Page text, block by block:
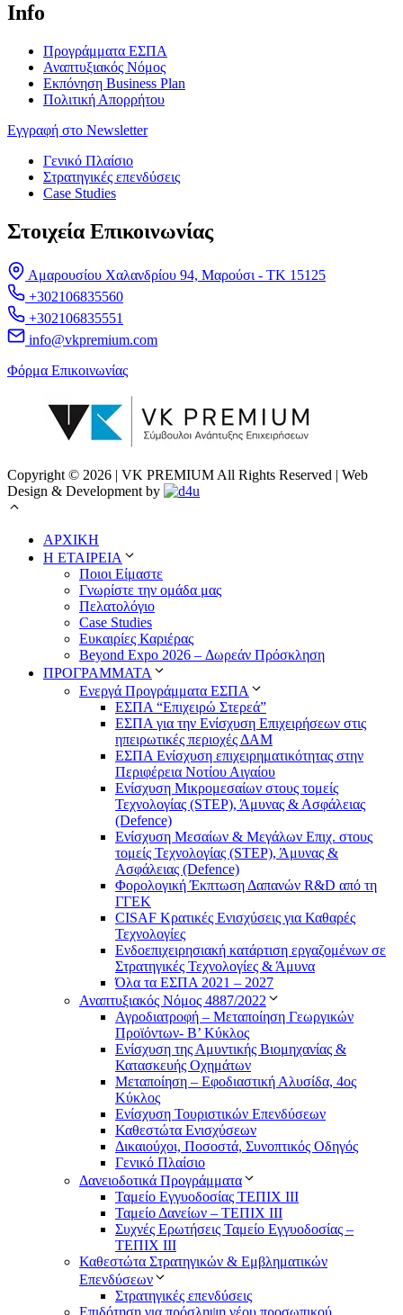
Info
Προγράμματα ΕΣΠΑ
Αναπτυξιακός Νόμος
Εκπόνηση Business Plan
Πολιτική Απορρήτου
Εγγραφή στο Newsletter
Γενικό Πλαίσιο
Στρατηγικές επενδύσεις
Case Studies
Στοιχεία Επικοινωνίας
Αμαρουσίου Χαλανδρίου 94, Μαρούσι - ΤΚ 15125
+302106835560
+302106835551
info@vkpremium.com
Φόρμα Eπικοινωνίας
Copyright © 2026 | VK PREMIUM All Rights Reserved | Web
Design & Development by
ΑΡΧΙΚΗ
Η ΕΤΑΙΡΕΙΑ
Ποιοι Είμαστε
Γνωρίστε την ομάδα μας
Πελατολόγιο
Case Studies
Ευκαιρίες Καριέρας
Beyond Expo 2026 – Δωρεάν Πρόσκληση
ΠΡΟΓΡΑΜΜΑΤΑ
Ενεργά Προγράμματα ΕΣΠΑ
ΕΣΠΑ “Επιχειρώ Στερεά”
ΕΣΠΑ για την Ενίσχυση Επιχειρήσεων στις
ηπειρωτικές περιοχές ΔΑΜ
ΕΣΠΑ Ενίσχυση επιχειρηματικότητας στην
Περιφέρεια Νοτίου Αιγαίου
Ενίσχυση Μικρομεσαίων στους τομείς
Τεχνολογίας (STEP), Άμυνας & Ασφάλειας
(Defence)
Ενίσχυση Μεσαίων & Μεγάλων Επιχ. στους
τομείς Τεχνολογίας (STEP), Άμυνας &
Ασφάλειας (Defence)
Φορολογική Έκπτωση Δαπανών R&D από τη
ΓΓΕΚ
CISAF Κρατικές Ενισχύσεις για Καθαρές
Τεχνολογίες
Ενδοεπιχειρησιακή κατάρτιση εργαζομένων σε
Στρατηγικές Τεχνολογίες & Άμυνα
Όλα τα ΕΣΠΑ 2021 – 2027
Αναπτυξιακός Νόμος 4887/2022
Αγροδιατροφή – Μεταποίηση Γεωργικών
Προϊόντων- Β’ Κύκλος
Eνίσχυση της Αμυντικής Βιομηχανίας &
Κατασκευής Οχημάτων
Μεταποίηση – Εφοδιαστική Αλυσίδα, 4ος
Κύκλος
Ενίσχυση Τουριστικών Επενδύσεων
Καθεστώτα Ενισχύσεων
Δικαιούχοι, Ποσοστά, Συνοπτικός Οδηγός
Γενικό Πλαίσιο
Δανειοδοτικά Προγράμματα
Ταμείο Εγγυοδοσίας ΤΕΠΙΧ ΙΙΙ
Ταμείο Δανείων – ΤΕΠΙΧ ΙΙΙ
Συχνές Ερωτήσεις Ταμείο Εγγυοδοσίας –
ΤΕΠΙΧ ΙΙΙ
Καθεστώτα Στρατηγικών & Εμβληματικών
Επενδύσεων
Στρατηγικές επενδύσεις
Επιδότηση για πρόσληψη νέου προσωπικού